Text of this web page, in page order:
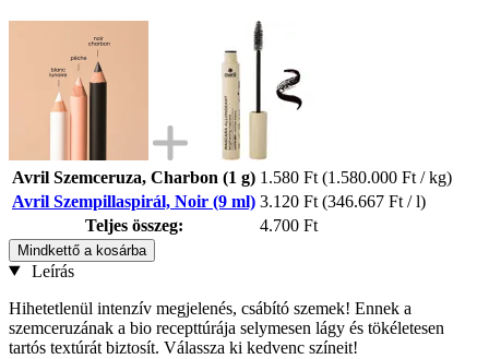
Avril Szemceruza, Charbon (1 g) 1.580 Ft (1.580.000 Ft / kg)
Avril Szempillaspirál, Noir (9 ml) 3.120 Ft (346.667 Ft / l)
Teljes összeg:
4.700 Ft
Mindkettő a kosárba
Leírás
Hihetetlenül intenzív megjelenés, csábító szemek! Ennek a
szemceruzának a bio recepttúrája selymesen lágy és tökéletesen
tartós textúrát biztosít. Válassza ki kedvenc színeit!